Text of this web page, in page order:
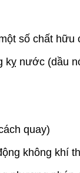
số chất hữu
kỵ nước (dầu
quay)
không khí